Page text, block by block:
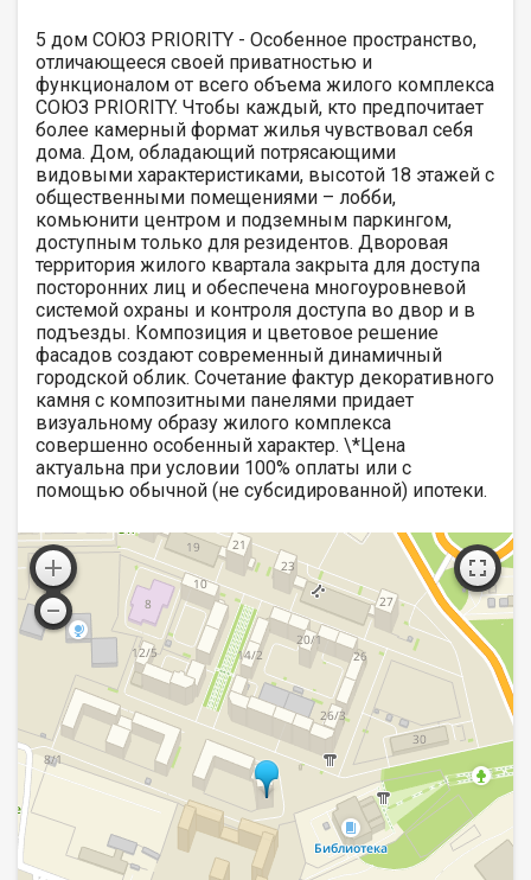
5 дом СОЮЗ PRIORITY - Особенное пространство,
отличающееся своей приватностью и
функционалом от всего объема жилого комплекса
СОЮЗ PRIORITY. Чтобы каждый, кто предпочитает
более камерный формат жилья чувствовал себя
дома. Дом, обладающий потрясающими
видовыми характеристиками, высотой 18 этажей с
общественными помещениями – лобби,
комьюнити центром и подземным паркингом,
доступным только для резидентов. Дворовая
территория жилого квартала закрыта для доступа
посторонних лиц и обеспечена многоуровневой
системой охраны и контроля доступа во двор и в
подъезды. Композиция и цветовое решение
фасадов создают современный динамичный
городской облик. Сочетание фактур декоративного
камня с композитными панелями придает
визуальному образу жилого комплекса
совершенно особенный характер. \*Цена
актуальна при условии 100% оплаты или с
помощью обычной (не субсидированной) ипотеки.